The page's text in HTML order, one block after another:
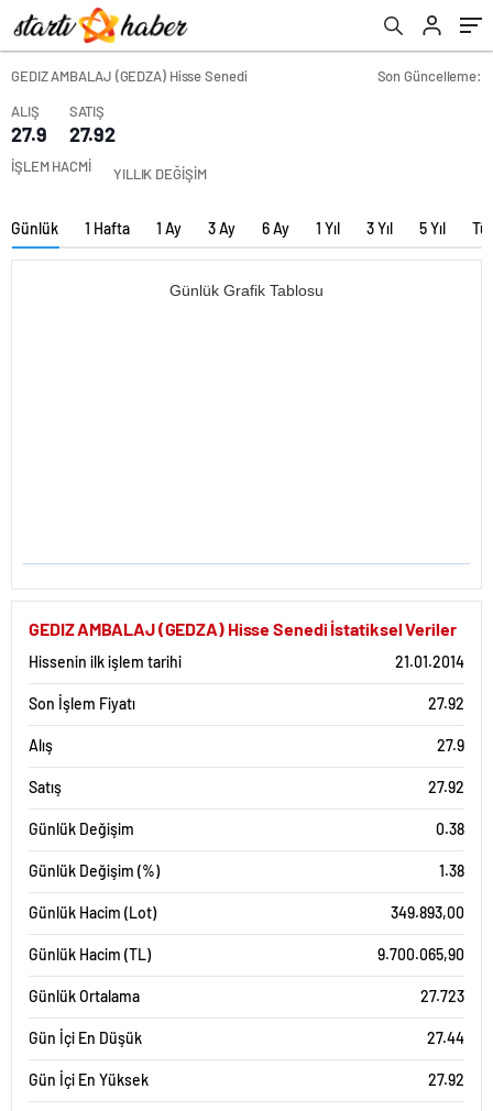
GEDIZ AMBALAJ (GEDZA) Hisse Senedi
Son Güncelleme:
ALIŞ
27.9
SATIŞ
27.92
İŞLEM HACMİ YILLIK DEĞİŞİM
Günlük 1 Hafta 1 Ay 3 Ay 6 Ay 1 Yıl 3 Yıl 5 Yıl
Günlük Grafik Tablosu
GEDIZ AMBALAJ (GEDZA) Hisse Senedi İstatiksel Veriler
Hissenin ilk işlem tarihi 21.01.2014
Son İşlem Fiyatı 27.92
Alış 27.9
Satış 27.92
Günlük Değişim 0.38
Günlük Değişim (%) 1.38
Günlük Hacim (Lot) 349.893,00
Günlük Hacim (TL) 9.700.065,90
Günlük Ortalama 27.723
Gün İçi En Düşük 27.44
Gün İçi En Yüksek 27.92